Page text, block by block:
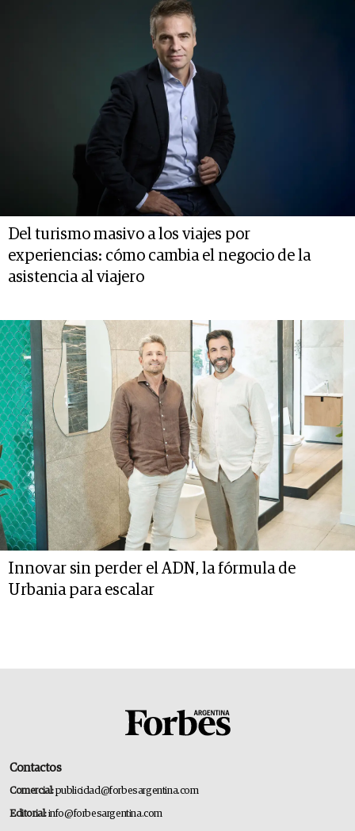
Del turismo masivo a los viajes por
experiencias: cómo cambia el negocio de la
asistencia al viajero
Innovar sin perder el ADN, la fórmula de
Urbania para escalar
Contactos
Comercial:publicidad@forbesargentina.com
Editorial:info@forbesargentina.com